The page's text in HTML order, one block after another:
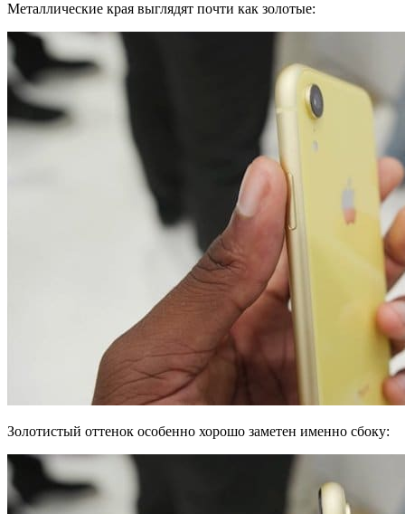
Металлические края выглядят почти как золотые:
Золотистый оттенок особенно хорошо заметен именно сбоку: